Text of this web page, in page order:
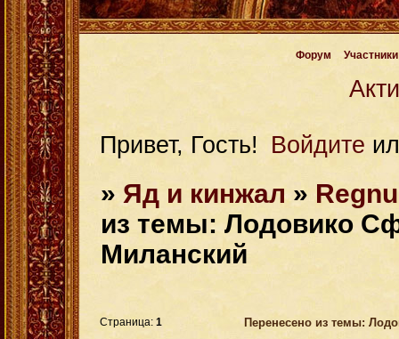
Форум Участники
Привет, Гость! Войдите
» Яд и кинжал »
из темы: Лодовико
Миланский
Перенесено из темы:
Страница:1